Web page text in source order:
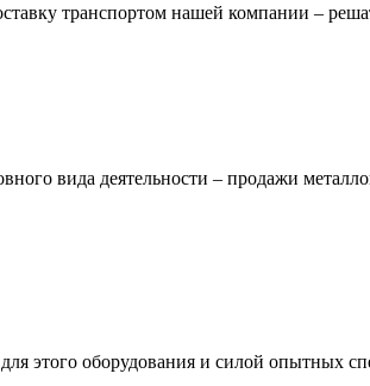
транспортом нашей компании –
вида деятельности – продажи
этого оборудования и силой опытных